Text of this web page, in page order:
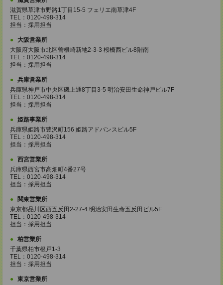
滋賀県草津市野路1丁目15-5 フェリエ南草津4F
TEL：0120-498-314
担当：採用担当
大阪営業所
大阪府大阪市北区曽根崎新地2-3-3 桜橋西ビル8階南
TEL：0120-498-314
担当：採用担当
兵庫営業所
兵庫県神戸市中央区磯上通8丁目3-5 明治安田生命神戸ビル7F
TEL：0120-498-314
担当：採用担当
姫路事業所
兵庫県姫路市豊沢町156 姫路アドバンスビル5F
TEL：0120-498-314
担当：採用担当
西宮営業所
兵庫県西宮市高畑町4番27号
TEL：0120-498-314
担当：採用担当
関東営業所
東京都品川区西五反田2-27-4 明治安田生命五反田ビル5F
TEL：0120-498-314
担当：採用担当
柏営業所
千葉県柏市根戸1-3
TEL：0120-498-314
担当：採用担当
東京営業所